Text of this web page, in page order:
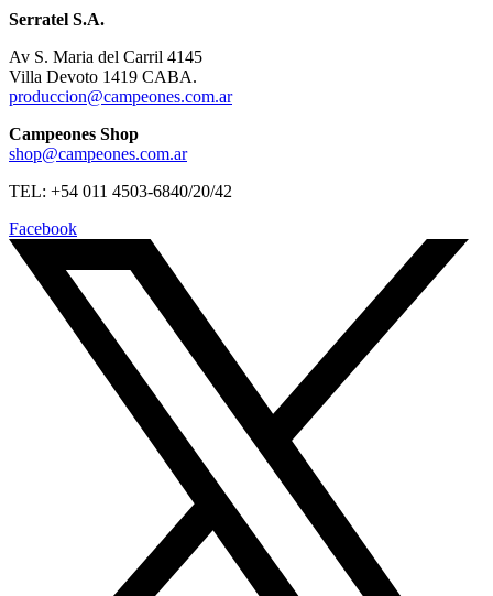
Serratel S.A.
Av S. Maria del Carril 4145
Villa Devoto 1419 CABA.
produccion@campeones.com.ar
Campeones Shop
shop@campeones.com.ar
TEL: +54 011 4503-6840/20/42
Facebook